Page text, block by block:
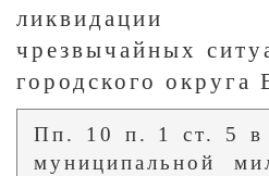
ликвидации
чрезвычайных
городского округа
Пп. 10 п. 1 ст. 5 в
муниципальной